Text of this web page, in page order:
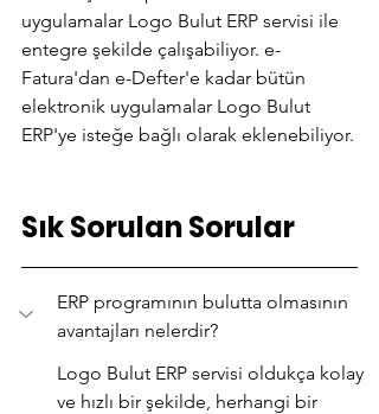
uygulamalar Logo Bulut ERP servisi ile
entegre şekilde çalışabiliyor. e-
Fatura'dan e-Defter'e kadar bütün
elektronik uygulamalar Logo Bulut
ERP'ye isteğe bağlı olarak eklenebiliyor.
Sık Sorulan Sorular
ERP programının bulutta olmasının
avantajları nelerdir?
Logo Bulut ERP servisi oldukça kolay
ve hızlı bir şekilde, herhangi bir